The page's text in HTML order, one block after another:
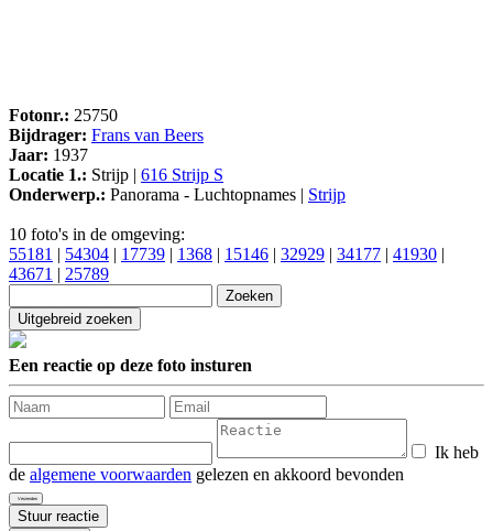
Fotonr.: 25750
Bijdrager: Frans van Beers
Jaar: 1937
Locatie 1.: Strijp | 616 Strijp S
Onderwerp.: Panorama - Luchtopnames | Strijp
10 foto's in de omgeving:
55181 | 54304 | 17739 | 1368 | 15146 | 32929 | 34177 | 41930 |
43671 | 25789
Een reactie op deze foto insturen
Ik heb
de algemene voorwaarden gelezen en akkoord bevonden